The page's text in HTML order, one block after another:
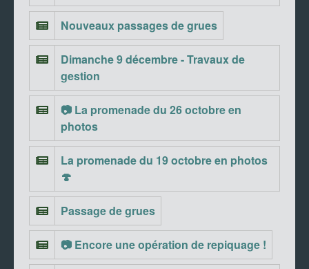
Nouveaux passages de grues
Dimanche 9 décembre - Travaux de
gestion
📷 La promenade du 26 octobre en
photos
La promenade du 19 octobre en photos
🍄
Passage de grues
📷 Encore une opération de repiquage !